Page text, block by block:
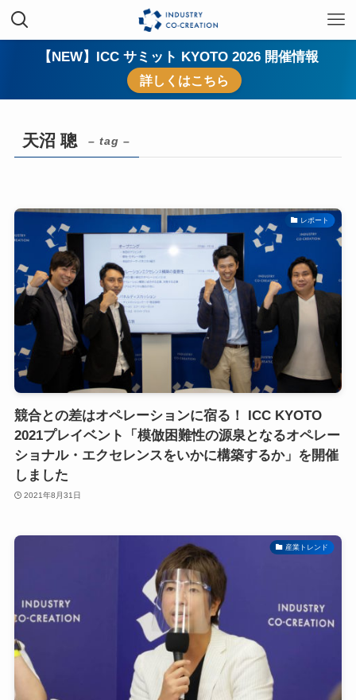
【NEW】ICC サミット KYOTO 2026 開催情報
詳しくはこちら
天沼 聰 – tag –
レポート
競合との差はオペレーションに宿る！ ICC KYOTO
2021プレイベント「模倣困難性の源泉となるオペレー
ショナル・エクセレンスをいかに構築するか」を開催
しました
2021年8月31日
産業トレンド